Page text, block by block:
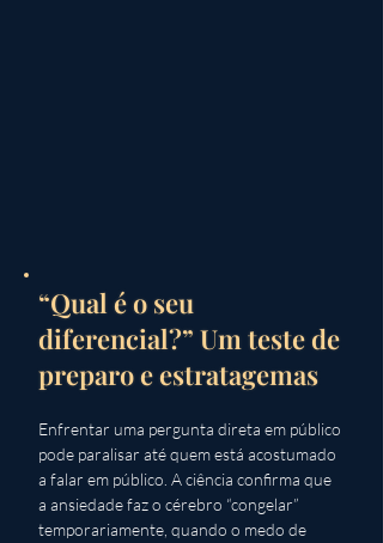
“Qual é o seu
diferencial?” Um teste de
preparo e estratagemas
Enfrentar uma pergunta direta em público
pode paralisar até quem está acostumado
a falar em público. A ciência confirma que
a ansiedade faz o cérebro “congelar”
temporariamente, quando o medo de